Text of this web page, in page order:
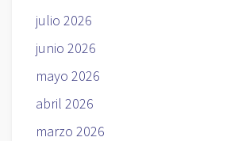
julio 2026
junio 2026
mayo 2026
abril 2026
marzo 2026